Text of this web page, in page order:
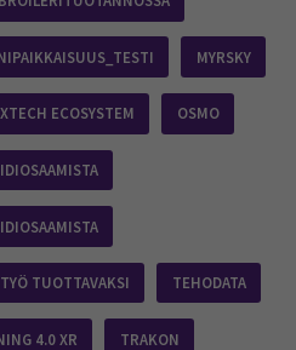
MYRSKY
ECOSYSTEM OSMO
TUOTTAVAKSI TEHODATA
4.0 XR TRAKON